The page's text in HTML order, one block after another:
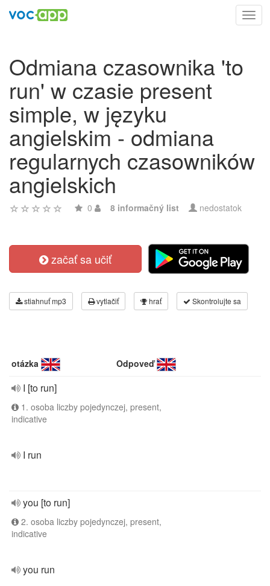
Odmiana czasownika 'to
run' w czasie present
simple, w języku
angielskim - odmiana
regularnych czasowników
angielskich
0 8 informačný list nedostatok
začať sa učiť
stiahnuť mp3 vytlačiť hrať Skontrolujte sa
otázka Odpoveď
I [to run]
1. osoba liczby pojedynczej, present,
indicative
I run
you [to run]
2. osoba liczby pojedynczej, present,
indicative
you run